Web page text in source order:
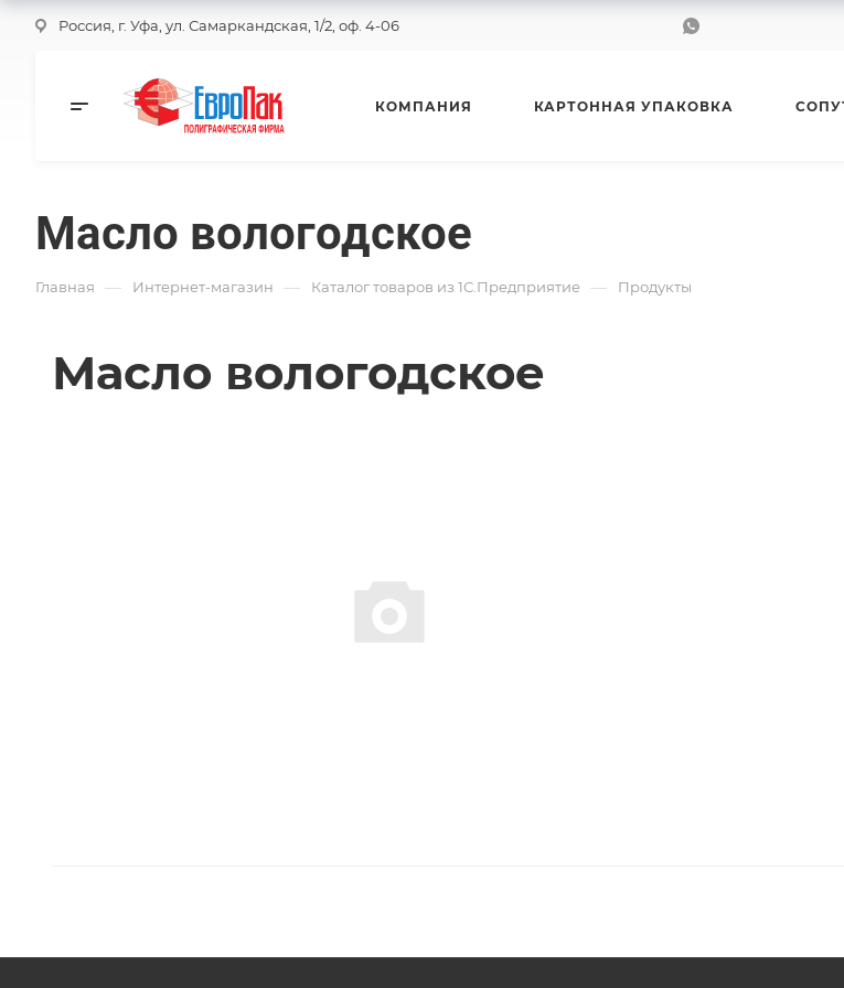
Россия, г. Уфа, ул. Самаркандская, 1/2, оф. 4-06
КОМПАНИЯ КАРТОННАЯ УПАКОВКА
Масло вологодское
Главная — Интернет-магазин — Каталог товаров из 1С.Предприятие — Продукты
Масло вологодское